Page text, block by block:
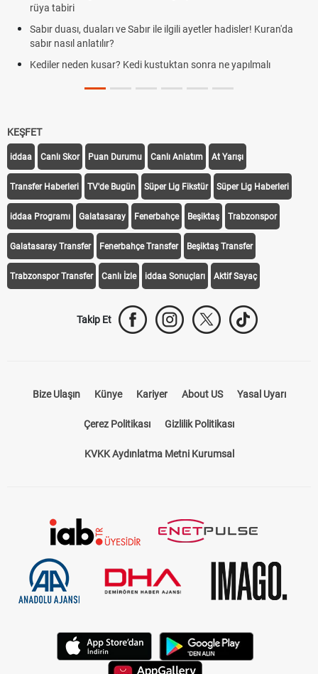
rüya tabiri
Sabır duası, duaları ve Sabır ile ilgili ayetler hadisler! Kuran'da
sabır nasıl anlatılır?
Kediler neden kusar? Kedi kustuktan sonra ne yapılmalı
KEŞFET
iddaa Canlı Skor Puan Durumu Canlı Anlatım At Yarışı
Transfer Haberleri TV'de Bugün Süper Lig Fikstür Süper Lig Haberleri
iddaa Programı Galatasaray Fenerbahçe Beşiktaş Trabzonspor
Galatasaray Transfer Fenerbahçe Transfer Beşiktaş Transfer
Trabzonspor Transfer Canlı İzle iddaa Sonuçları Aktif Sayaç
Takip Et
Bize Ulaşın Künye Kariyer About US Yasal Uyarı
Çerez Politikası Gizlilik Politikası
KVKK Aydınlatma Metni Kurumsal